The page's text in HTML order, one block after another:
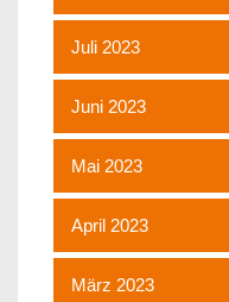
Juli 2023
Juni 2023
Mai 2023
April 2023
März 2023